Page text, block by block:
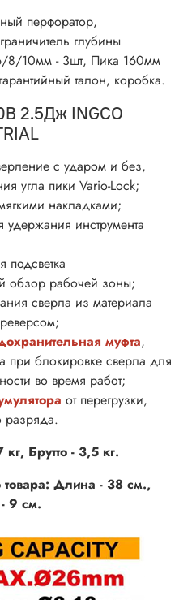
перфоратор,
глубины
8/10мм - 3шт, Пика 160мм
талон, коробка.
2.5Дж INGCO
с ударом и без,
угла пики Vario-Lock;
накладками;
удержания инструмента
подсветка
обзор рабочей зоны;
сверла из материала
муфта,
при блокировке сверла для
во время работ;
от перегрузки,
разряда.
Брутто - 3,5 кг.
товара: Длина - 38 см.,
9 см.